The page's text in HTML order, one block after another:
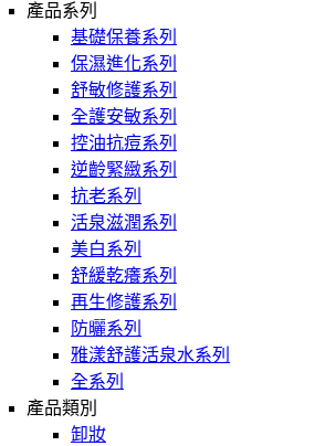
產品系列
基礎保養系列
保濕進化系列
舒敏修護系列
全護安敏系列
控油抗痘系列
逆齡緊緻系列
抗老系列
活泉滋潤系列
美白系列
舒緩乾癢系列
再生修護系列
防曬系列
雅漾舒護活泉水系列
全系列
產品類別
卸妝